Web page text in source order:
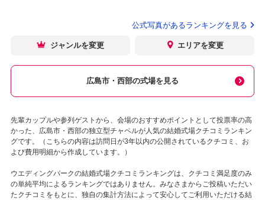
公式写真があるランキングを見る
ジャンルを変更 エリアを変更
広島市・西部の式場を見る
先輩カップルや参列ゲストから、会場のおすすめポイントとして投票率の高
かった、広島市・西部の独立型チャペルが人気の結婚式場クチコミランキン
グです。（こちらの内容は訪問日が3年以内の公開されているクチコミ、お
よび費用明細から作成しています。）
ウエディングパークの結婚式場クチコミランキングは、クチコミ満足度のみ
の単純平均によるランキングではありません。みなさまからご投稿いただい
たクチコミをもとに、独自の集計方法によって安心してご利用いただける結